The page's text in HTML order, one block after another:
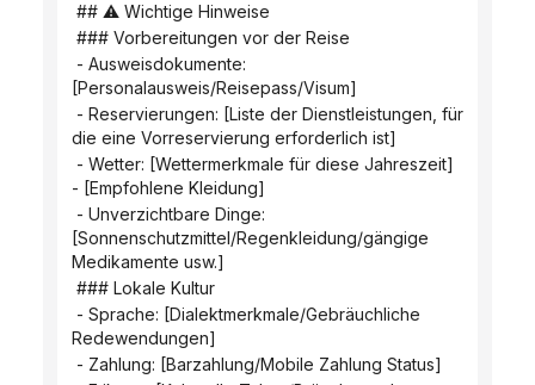
## ⚠️ Wichtige Hinweise
### Vorbereitungen vor der Reise
[Personalausweis/Reisepass/Visum]
die eine Vorreservierung erforderlich ist]
- [Empfohlene Kleidung]
[Sonnenschutzmittel/Regenkleidung/gängige
Medikamente usw.]
### Lokale Kultur
Redewendungen]
- Zahlung: [Barzahlung/Mobile Zahlung Status]